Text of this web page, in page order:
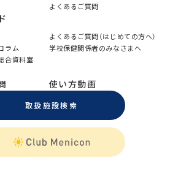
よくあるご質問
よくあるご質問（はじめての方へ）
ラム
学校保健関係者のみなさまへ
合資料室
使い方動画
取扱施設検索